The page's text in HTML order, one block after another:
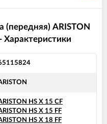
(передняя) ARISTON
Характеристики
HS X 15 CF
HS X 15 FF
HS X 18 FF